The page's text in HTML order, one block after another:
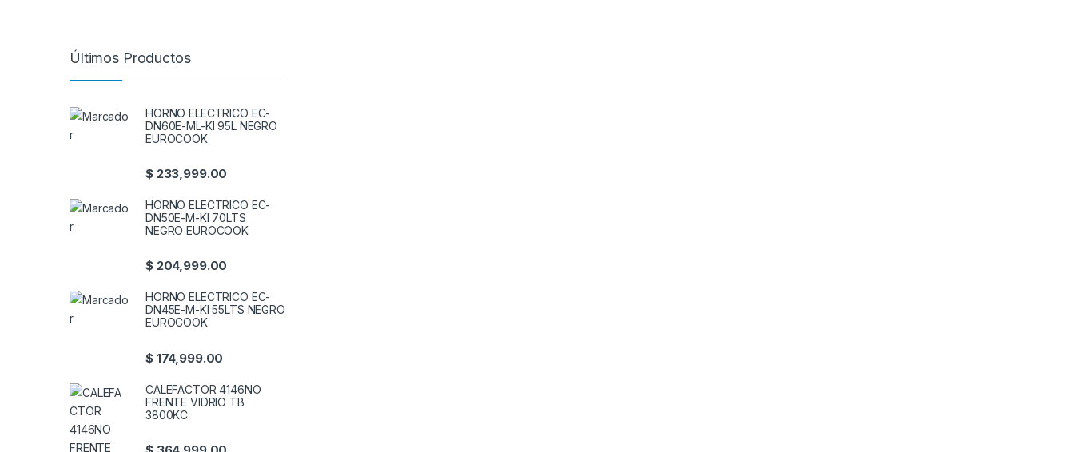
Últimos Productos
HORNO ELECTRICO EC-
DN60E-ML-KI 95L NEGRO
EUROCOOK
$233,999.00
HORNO ELECTRICO EC-
DN50E-M-KI 70LTS
NEGRO EUROCOOK
$204,999.00
HORNO ELECTRICO EC-
DN45E-M-KI 55LTS NEGRO
EUROCOOK
$174,999.00
CALEFACTOR 4146NO
FRENTE VIDRIO TB
3800KC